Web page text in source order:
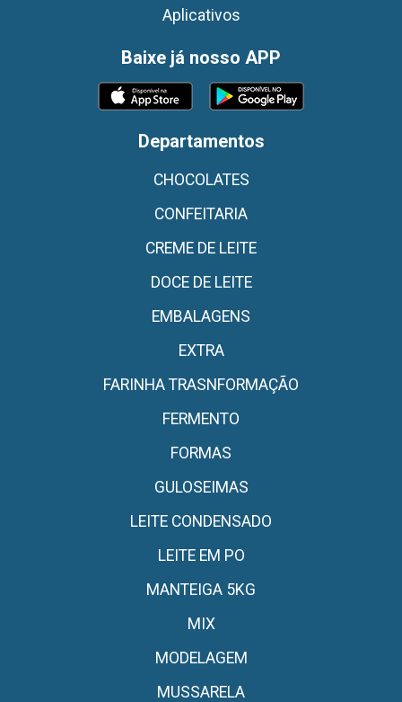
Aplicativos
Baixe já nosso APP
Departamentos
CHOCOLATES
CONFEITARIA
CREME DE LEITE
DOCE DE LEITE
EMBALAGENS
EXTRA
FARINHA TRASNFORMAÇÃO
FERMENTO
FORMAS
GULOSEIMAS
LEITE CONDENSADO
LEITE EM PO
MANTEIGA 5KG
MIX
MODELAGEM
MUSSARELA